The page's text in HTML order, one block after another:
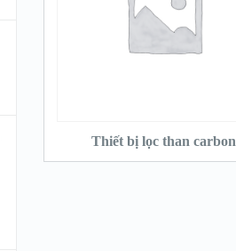
QUICK LOOK
Thiết bị lọc than carbon